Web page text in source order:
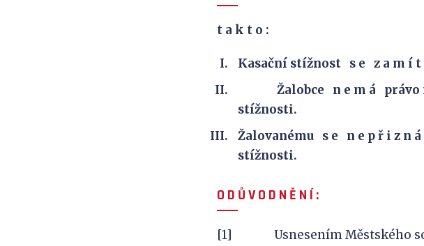
t a k t o :
Kasační stížnost s e z a m í t
Žalobce n e m á právo
stížnosti.
Žalovanému s e n e p ř i z n
stížnosti.
O D Ů VO D N Ě N Í:
[1] Usnesením Městského